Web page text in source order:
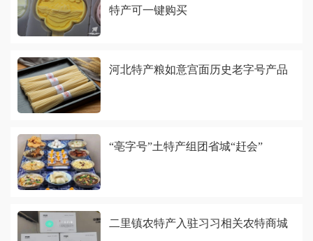
特产可一键购买
河北特产粮如意宫面历史老字号产品
“亳字号”土特产组团省城“赶会”
二里镇农特产入驻习习相关农特商城